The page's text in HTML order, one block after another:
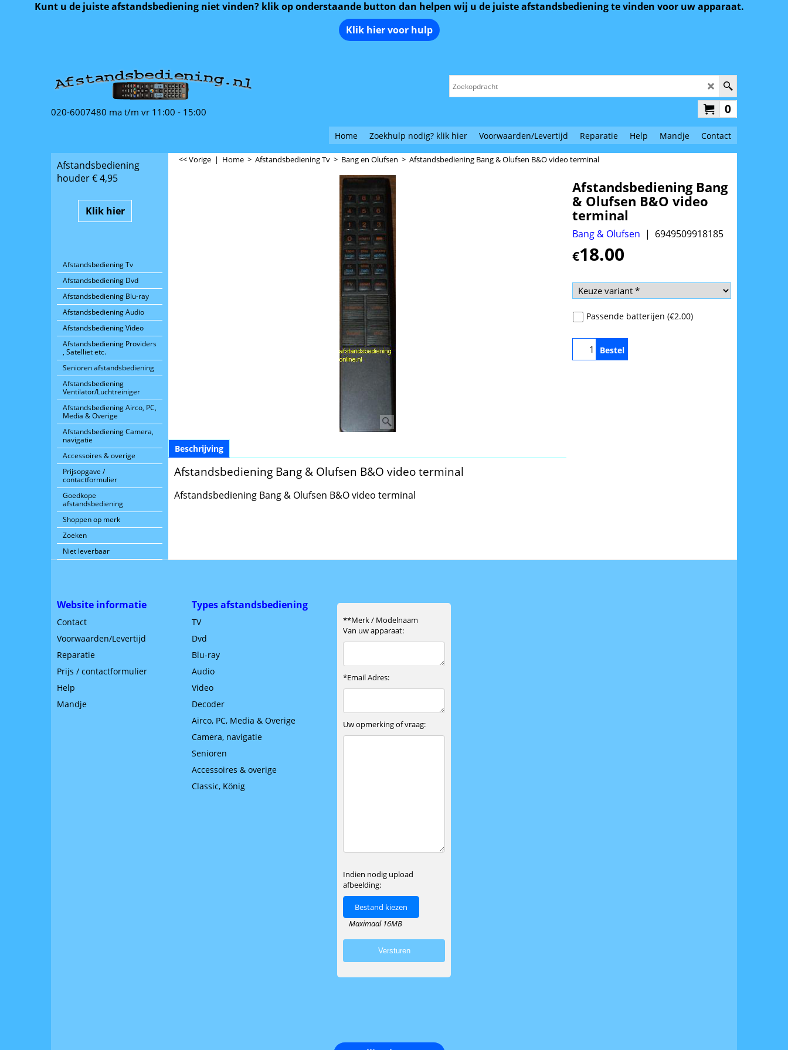
Kunt u de juiste afstandsbediening niet vinden? klik op onderstaande button dan helpen wij u de juiste afstandsbediening te vinden voor uw apparaat.
Klik hier voor hulp
020-6007480 ma t/m vr 11:00 - 15:00 0
Home Zoekhulp nodig? klik hier Voorwaarden/Levertijd Reparatie Help Mandje Contact
Afstandsbediening
houder € 4,95
Klik hier
Afstandsbediening Tv
Afstandsbediening Dvd
Afstandsbediening Blu-ray
Afstandsbediening Audio
Afstandsbediening Video
Afstandsbediening Providers
, Satelliet etc.
Senioren afstandsbediening
Afstandsbediening
Ventilator/Luchtreiniger
Afstandsbediening Airco, PC,
Media & Overige
Afstandsbediening Camera,
navigatie
Accessoires & overige
Prijsopgave /
contactformulier
Goedkope
afstandsbediening
Shoppen op merk
Zoeken
Niet leverbaar
<< Vorige | Home > Afstandsbediening Tv > Bang en Olufsen > Afstandsbediening Bang & Olufsen B&O video terminal
Afstandsbediening Bang
& Olufsen B&O video
terminal
Bang & Olufsen 6949509918185
€18.00
Passende batterijen (€2.00)
Bestel
Beschrijving
Afstandsbediening Bang & Olufsen B&O video terminal
Afstandsbediening Bang & Olufsen B&O video terminal
Website informatie
Contact
Voorwaarden/Levertijd
Reparatie
Prijs / contactformulier
Help
Mandje
Types afstandsbediening
TV
Dvd
Blu-ray
Audio
Video
Decoder
Airco, PC, Media & Overige
Camera, navigatie
Senioren
Accessoires & overige
Classic, König